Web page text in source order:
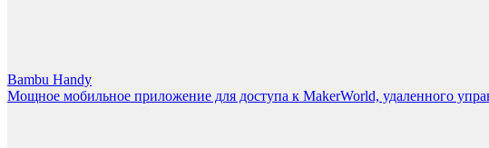
Bambu Handy
Мощное мобильное приложение для доступа к MakerWorld, удаленного